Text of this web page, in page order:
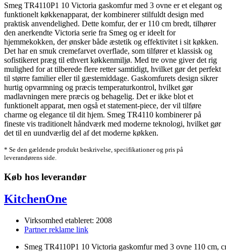
Smeg TR4110P1 10 Victoria gaskomfur med 3 ovne er et elegant og
funktionelt køkkenapparat, der kombinerer stilfuldt design med
praktisk anvendelighed. Dette komfur, der er 110 cm bredt, tilhører
den anerkendte Victoria serie fra Smeg og er ideelt for
hjemmekokken, der ønsker både æstetik og effektivitet i sit køkken.
Det har en smuk cremefarvet overflade, som tilfører et klassisk og
sofistikeret præg til ethvert køkkenmiljø. Med tre ovne giver det rig
mulighed for at tilberede flere retter samtidigt, hvilket gør det perfekt
til større familier eller til gæstemiddage. Gaskomfurets design sikrer
hurtig opvarmning og præcis temperaturkontrol, hvilket gør
madlavningen mere præcis og behagelig. Det er ikke blot et
funktionelt apparat, men også et statement-piece, der vil tilføre
charme og elegance til dit hjem. Smeg TR4110 kombinerer på
fineste vis traditionelt håndværk med moderne teknologi, hvilket gør
det til en uundværlig del af det moderne køkken.
* Se den gældende produkt beskrivelse, specifikationer og pris på
leverandørens side.
Køb hos leverandør
KitchenOne
Virksomhed etableret: 2008
Partner reklame link
Smeg TR4110P1 10 Victoria gaskomfur med 3 ovne 110 cm,